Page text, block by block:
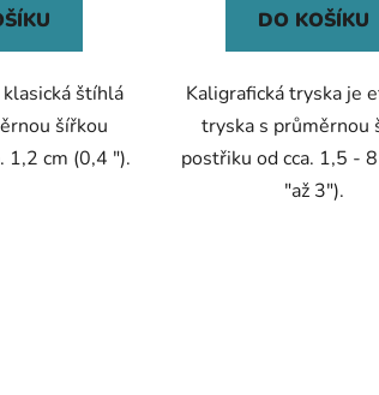
štíhlá
šířkou
1,2 cm (0,4 ").
DO KOŠÍKU
Kaligrafická tryska je
tryska s průměrnou
postřiku od cca. 1,5 -
"až 3").